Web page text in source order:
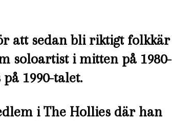
att sedan bli riktigt folkkär
soloartist i mitten på 1980-
1990-talet.
i The Hollies där han